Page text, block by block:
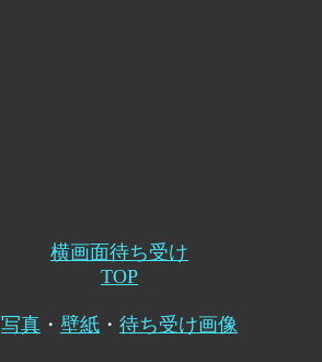
横画面待ち受け
TOP
写真 ・ 壁紙 ・ 待ち受け画像